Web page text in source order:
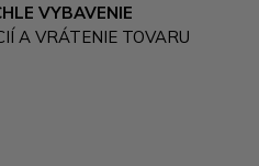
VYBAVENIE
A VRÁTENIE TOVARU